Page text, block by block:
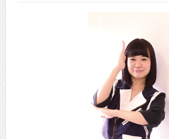
CINEMA×STYLE 285号
CINEMA×STYLE 294号